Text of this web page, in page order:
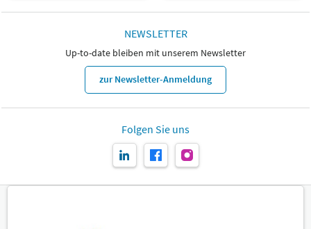
NEWSLETTER
Up-to-date bleiben mit unserem Newsletter
zur Newsletter-Anmeldung
Folgen Sie uns